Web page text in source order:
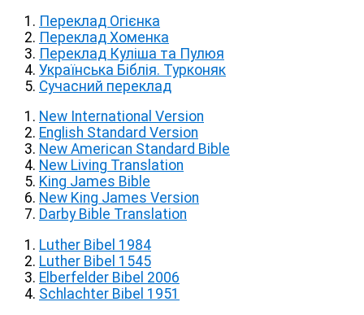
Переклад Огієнка
Переклад Хоменка
Переклад Куліша та Пулюя
Українська Біблія. Турконяк
Сучасний переклад
New International Version
English Standard Version
New American Standard Bible
New Living Translation
King James Bible
New King James Version
Darby Bible Translation
Luther Bibel 1984
Luther Bibel 1545
Elberfelder Bibel 2006
Schlachter Bibel 1951